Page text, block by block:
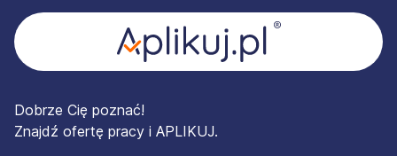
Dobrze Cię poznać!
Znajdź ofertę pracy i APLIKUJ.